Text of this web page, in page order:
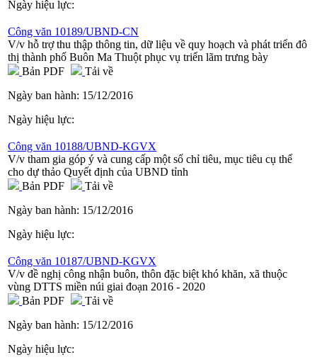
Ngày hiệu lực:
Công văn 10189/UBND-CN
V/v hỗ trợ thu thập thông tin, dữ liệu về quy hoạch và phát triển đô
thị thành phố Buôn Ma Thuột phục vụ triển lãm trưng bày
Bản PDF
Tải về
Ngày ban hành: 15/12/2016
Ngày hiệu lực:
Công văn 10188/UBND-KGVX
V/v tham gia góp ý và cung cấp một số chỉ tiêu, mục tiêu cụ thể
cho dự thảo Quyết định của UBND tỉnh
Bản PDF
Tải về
Ngày ban hành: 15/12/2016
Ngày hiệu lực:
Công văn 10187/UBND-KGVX
V/v đề nghị công nhận buôn, thôn đặc biệt khó khăn, xã thuộc
vùng DTTS miền núi giai đoạn 2016 - 2020
Bản PDF
Tải về
Ngày ban hành: 15/12/2016
Ngày hiệu lực: